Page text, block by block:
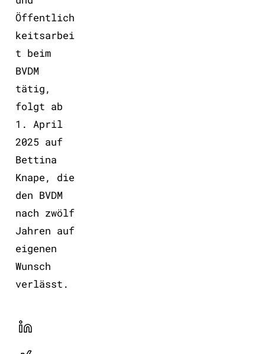
Öffentlich
keitsarbei
t beim
BVDM
tätig,
folgt ab
1. April
2025 auf
Bettina
Knape, die
den BVDM
nach zwölf
Jahren auf
eigenen
Wunsch
verlässt.
LinekdIn